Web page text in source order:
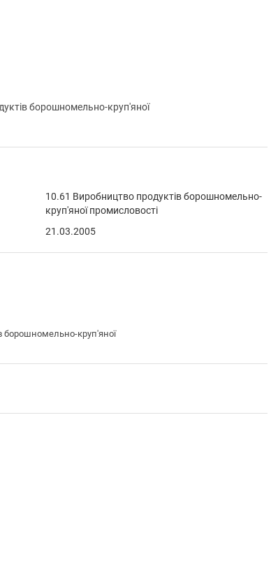
борошномельно-круп'яної
10.61 Виробництво продуктів борошномельно-
круп'яної промисловості
21.03.2005
круп'яної